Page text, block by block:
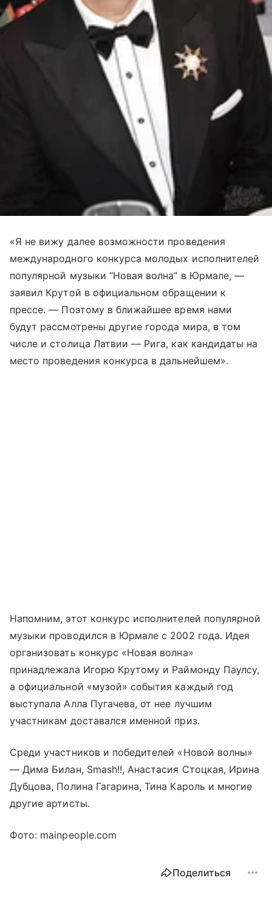
«Я не вижу далее возможности проведения
международного конкурса молодых исполнителей
популярной музыки “Новая волна” в Юрмале, —
заявил Крутой в официальном обращении к
прессе. — Поэтому в ближайшее время нами
будут рассмотрены другие города мира, в том
числе и столица Латвии — Рига, как кандидаты на
место проведения конкурса в дальнейшем».
Напомним, этот конкурс исполнителей популярной
музыки проводился в Юрмале с 2002 года. Идея
организовать конкурс «Новая волна»
принадлежала Игорю Крутому и Раймонду Паулсу,
а официальной «музой» события каждый год
выступала Алла Пугачева, от нее лучшим
участникам доставался именной приз.
Среди участников и победителей «Новой волны»
— Дима Билан, Smash!!, Анастасия Стоцкая, Ирина
Дубцова, Полина Гагарина, Тина Кароль и многие
другие артисты.
Фото: mainpeople.com
Поделиться